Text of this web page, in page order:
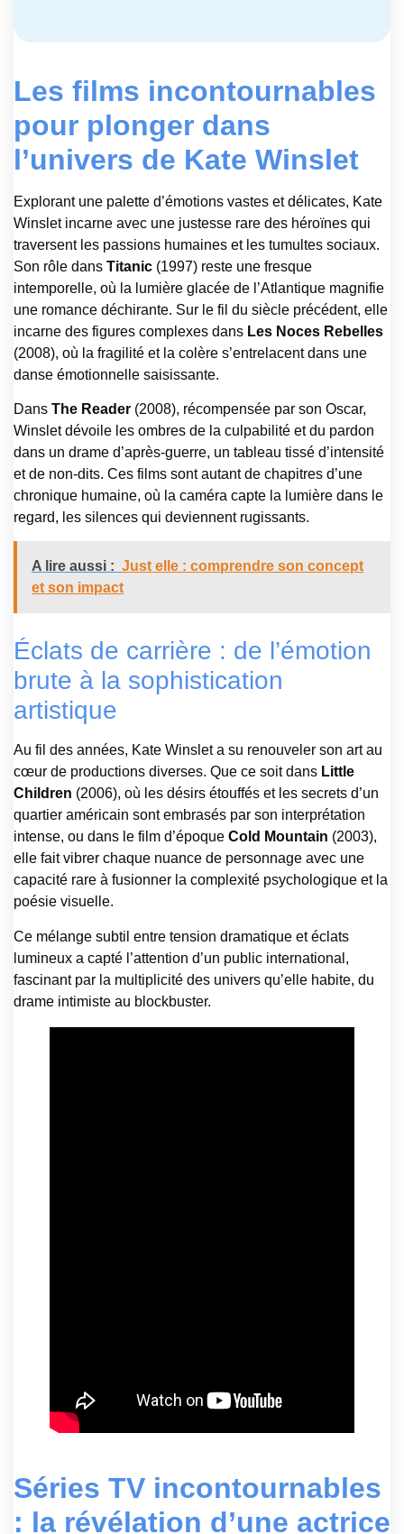
Les films incontournables
pour plonger dans
l’univers de Kate Winslet
Explorant une palette d’émotions vastes et délicates, Kate
Winslet incarne avec une justesse rare des héroïnes qui
traversent les passions humaines et les tumultes sociaux.
Son rôle dans Titanic (1997) reste une fresque
intemporelle, où la lumière glacée de l’Atlantique magnifie
une romance déchirante. Sur le fil du siècle précédent, elle
incarne des figures complexes dans Les Noces Rebelles
(2008), où la fragilité et la colère s’entrelacent dans une
danse émotionnelle saisissante.
Dans The Reader (2008), récompensée par son Oscar,
Winslet dévoile les ombres de la culpabilité et du pardon
dans un drame d’après-guerre, un tableau tissé d’intensité
et de non-dits. Ces films sont autant de chapitres d’une
chronique humaine, où la caméra capte la lumière dans le
regard, les silences qui deviennent rugissants.
A lire aussi : Just elle : comprendre son concept
et son impact
Éclats de carrière : de l’émotion
brute à la sophistication
artistique
Au fil des années, Kate Winslet a su renouveler son art au
cœur de productions diverses. Que ce soit dans Little
Children (2006), où les désirs étouffés et les secrets d’un
quartier américain sont embrasés par son interprétation
intense, ou dans le film d’époque Cold Mountain (2003),
elle fait vibrer chaque nuance de personnage avec une
capacité rare à fusionner la complexité psychologique et la
poésie visuelle.
Ce mélange subtil entre tension dramatique et éclats
lumineux a capté l’attention d’un public international,
fascinant par la multiplicité des univers qu’elle habite, du
drame intimiste au blockbuster.
Séries TV incontournables
: la révélation d’une actrice